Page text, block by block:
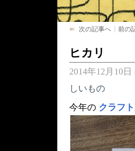
次の記事へ 前の
ヒカリ
2014年12月10
しいもの
今年の クラフ